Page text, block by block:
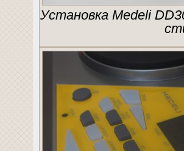
Установка Medeli